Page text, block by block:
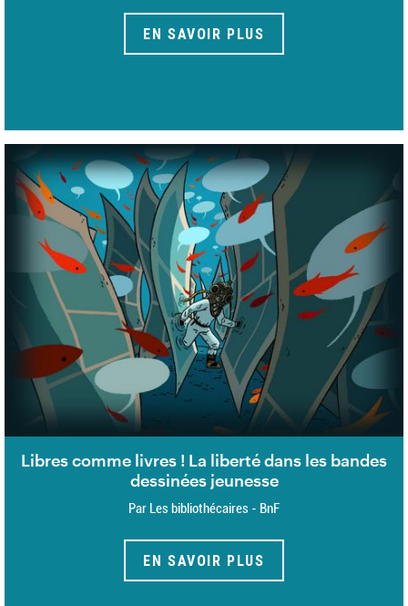
EN SAVOIR PLUS
Libres comme livres ! La liberté dans les bandes
dessinées jeunesse
Par Les bibliothécaires - BnF
EN SAVOIR PLUS